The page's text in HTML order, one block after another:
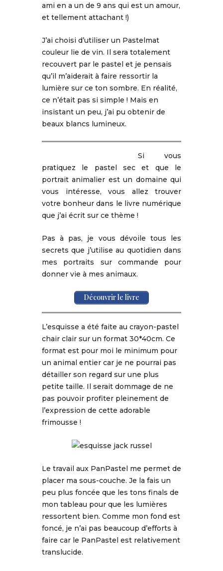
ami en a un de 9 ans qui est un amour,
et tellement attachant !)
J’ai choisi d’utiliser un Pastelmat
couleur lie de vin. Il sera totalement
recouvert par le pastel et je pensais
qu’il m’aiderait à faire ressortir la
lumière sur ce ton sombre. En réalité,
ce n’était pas si simple ! Mais en
insistant un peu, j’ai pu obtenir de
beaux blancs lumineux.
Si vous
pratiquez le pastel sec et que le
portrait animalier est un domaine qui
vous intéresse, vous allez trouver
votre bonheur dans le livre numérique
que j’ai écrit sur ce thème !
Pas à pas, je vous dévoile tous les
secrets que j’utilise au quotidien dans
mes portraits sur commande pour
donner vie à mes animaux.
Découvrir le livre
L’esquisse a été faite au crayon-pastel
chair clair sur un format 30*40cm. Ce
format est pour moi le minimum pour
un animal entier car je ne pourrai pas
détailler son regard sur une plus
petite taille. Il serait dommage de ne
pas pouvoir profiter pleinement de
l’expression de cette adorable
frimousse !
Le travail aux PanPastel me permet de
placer ma sous-couche. Je la fais un
peu plus foncée que les tons finals de
mon tableau pour que les lumières
ressortent bien. Comme mon fond est
foncé, je n’ai pas beaucoup d’efforts à
faire car le PanPastel est relativement
translucide.